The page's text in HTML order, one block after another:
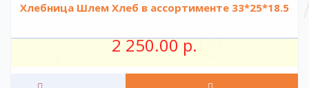
Хлебница Шлем Хлеб в ассортименте 33*25*18.5
2 250.00 р.